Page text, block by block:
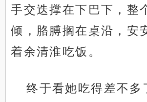
手交迭撑在下巴下，整
倾，胳膊搁在桌沿，安
着余清淮吃饭。
终于看她吃得差不多